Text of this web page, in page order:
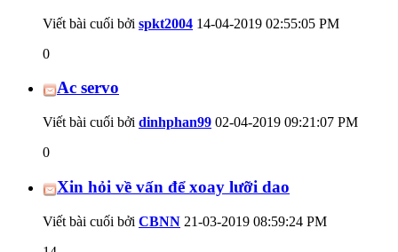
Viết bài cuối bởi spkt2004 14-04-2019 02:55:05 PM
0
Ac servo
Viết bài cuối bởi dinhphan99 02-04-2019 09:21:07 PM
0
Xin hỏi về vấn để xoay lưỡi dao
Viết bài cuối bởi CBNN 21-03-2019 08:59:24 PM